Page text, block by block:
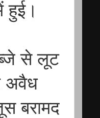
हुई।
से लूट
अवैध
बरामद